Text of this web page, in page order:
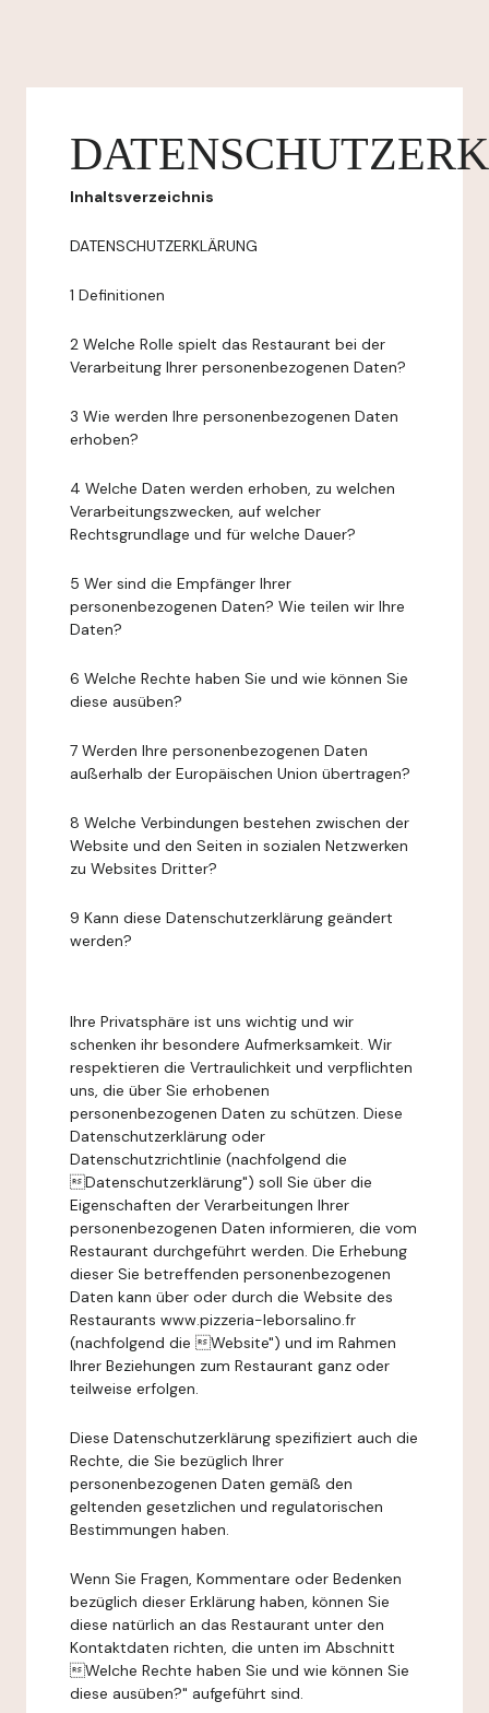
Inhaltsverzeichnis
DATENSCHUTZERKLÄRUNG
1 Definitionen
2 Welche Rolle spielt das Restaurant bei der
Verarbeitung Ihrer personenbezogenen Daten?
3 Wie werden Ihre personenbezogenen Daten
erhoben?
4 Welche Daten werden erhoben, zu welchen
Verarbeitungszwecken, auf welcher
Rechtsgrundlage und für welche Dauer?
5 Wer sind die Empfänger Ihrer
personenbezogenen Daten? Wie teilen wir Ihre
Daten?
6 Welche Rechte haben Sie und wie können Sie
diese ausüben?
7 Werden Ihre personenbezogenen Daten
außerhalb der Europäischen Union übertragen?
8 Welche Verbindungen bestehen zwischen der
Website und den Seiten in sozialen Netzwerken
zu Websites Dritter?
9 Kann diese Datenschutzerklärung geändert
werden?
Ihre Privatsphäre ist uns wichtig und wir
schenken ihr besondere Aufmerksamkeit. Wir
respektieren die Vertraulichkeit und verpflichten
uns, die über Sie erhobenen
personenbezogenen Daten zu schützen. Diese
Datenschutzerklärung oder
Datenschutzrichtlinie (nachfolgend die
Datenschutzerklärung") soll Sie über die
Eigenschaften der Verarbeitungen Ihrer
personenbezogenen Daten informieren, die vom
Restaurant durchgeführt werden. Die Erhebung
dieser Sie betreffenden personenbezogenen
Daten kann über oder durch die Website des
Restaurants www.pizzeria-leborsalino.fr
(nachfolgend die Website") und im Rahmen
Ihrer Beziehungen zum Restaurant ganz oder
teilweise erfolgen.
Diese Datenschutzerklärung spezifiziert auch die
Rechte, die Sie bezüglich Ihrer
personenbezogenen Daten gemäß den
geltenden gesetzlichen und regulatorischen
Bestimmungen haben.
Wenn Sie Fragen, Kommentare oder Bedenken
bezüglich dieser Erklärung haben, können Sie
diese natürlich an das Restaurant unter den
Kontaktdaten richten, die unten im Abschnitt
Welche Rechte haben Sie und wie können Sie
diese ausüben?" aufgeführt sind.